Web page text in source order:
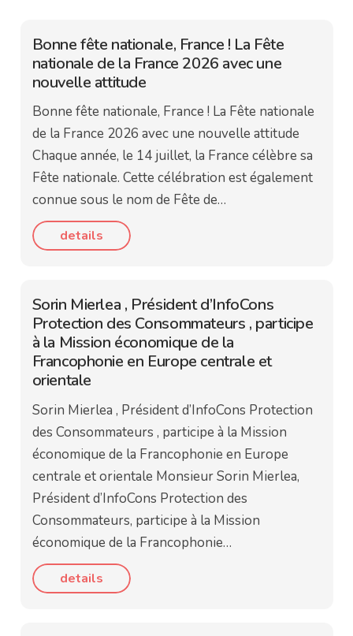
Bonne fête nationale, France ! La Fête
nationale de la France 2026 avec une
nouvelle attitude
Bonne fête nationale, France ! La Fête nationale
de la France 2026 avec une nouvelle attitude
Chaque année, le 14 juillet, la France célèbre sa
Fête nationale. Cette célébration est également
connue sous le nom de Fête de…
details
Sorin Mierlea , Président d’InfoCons
Protection des Consommateurs , participe
à la Mission économique de la
Francophonie en Europe centrale et
orientale
Sorin Mierlea , Président d’InfoCons Protection
des Consommateurs , participe à la Mission
économique de la Francophonie en Europe
centrale et orientale Monsieur Sorin Mierlea,
Président d’InfoCons Protection des
Consommateurs, participe à la Mission
économique de la Francophonie…
details